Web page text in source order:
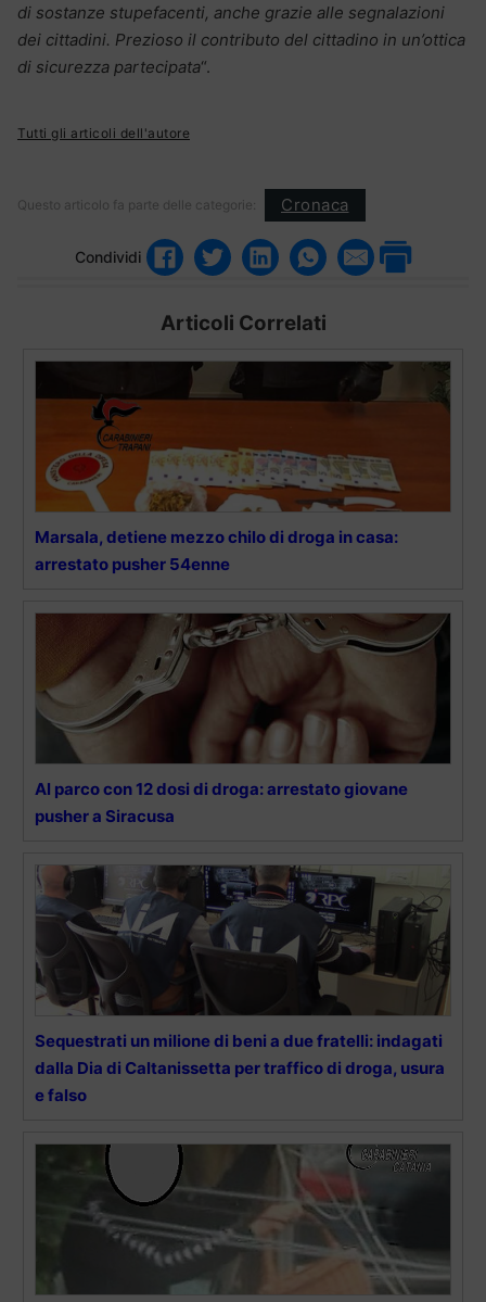
di sostanze stupefacenti, anche grazie alle segnalazioni
dei cittadini. Prezioso il contributo del cittadino in un’ottica
di sicurezza partecipata“.
Tutti gli articoli dell'autore
Questo articolo fa parte delle categorie: Cronaca
Condividi
Articoli Correlati
Marsala, detiene mezzo chilo di droga in casa:
arrestato pusher 54enne
Al parco con 12 dosi di droga: arrestato giovane
pusher a Siracusa
Sequestrati un milione di beni a due fratelli: indagati
dalla Dia di Caltanissetta per traffico di droga, usura
e falso